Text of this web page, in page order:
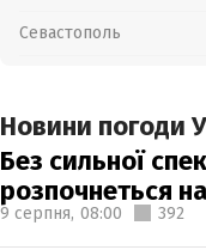
Севастополь
Новини погоди
Без сильної
розпочнеться
9 серпня, 08:00 392